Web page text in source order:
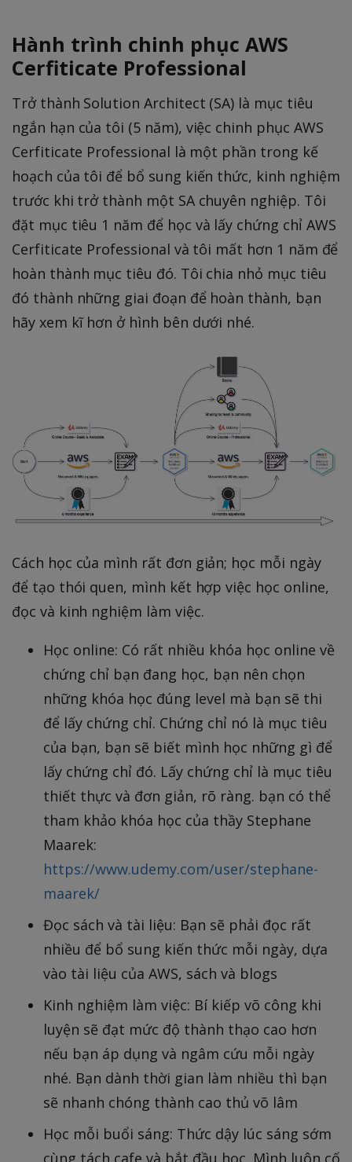
Hành trình chinh phục AWS
Cerfiticate Professional
Trở thành Solution Architect (SA) là mục tiêu
ngắn hạn của tôi (5 năm), việc chinh phục AWS
Cerfiticate Professional là một phần trong kế
hoạch của tôi để bổ sung kiến thức, kinh nghiệm
trước khi trở thành một SA chuyên nghiệp. Tôi
đặt mục tiêu 1 năm để học và lấy chứng chỉ AWS
Cerfiticate Professional và tôi mất hơn 1 năm để
hoàn thành mục tiêu đó. Tôi chia nhỏ mục tiêu
đó thành những giai đoạn để hoàn thành, bạn
hãy xem kĩ hơn ở hình bên dưới nhé.
Cách học của mình rất đơn giản; học mỗi ngày
để tạo thói quen, mình kết hợp việc học online,
đọc và kinh nghiệm làm việc.
Học online: Có rất nhiều khóa học online về
chứng chỉ bạn đang học, bạn nên chọn
những khóa học đúng level mà bạn sẽ thi
để lấy chứng chỉ. Chứng chỉ nó là mục tiêu
của bạn, bạn sẽ biết mình học những gì để
lấy chứng chỉ đó. Lấy chứng chỉ là mục tiêu
thiết thực và đơn giản, rõ ràng. bạn có thể
tham khảo khóa học của thầy Stephane
Maarek:
https://www.udemy.com/user/stephane-
maarek/
Đọc sách và tài liệu: Bạn sẽ phải đọc rất
nhiều để bổ sung kiến thức mỗi ngày, dựa
vào tài liệu của AWS, sách và blogs
Kinh nghiệm làm việc: Bí kiếp võ công khi
luyện sẽ đạt mức độ thành thạo cao hơn
nếu bạn áp dụng và ngâm cứu mỗi ngày
nhé. Bạn dành thời gian làm nhiều thì bạn
sẽ nhanh chóng thành cao thủ võ lâm
Học mỗi buổi sáng: Thức dậy lúc sáng sớm